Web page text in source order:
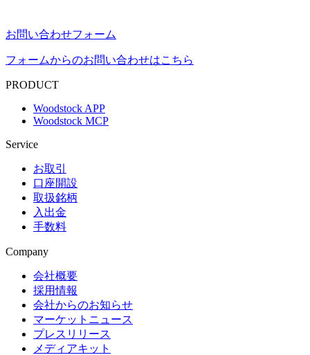
お問い合わせフォーム
フォームからのお問い合わせはこちら
PRODUCT
Woodstock APP
Woodstock MCP
Service
お取引
口座開設
取扱銘柄
入出金
手数料
Company
会社概要
採用情報
会社からのお知らせ
マーケットニュース
プレスリリース
メディアキット